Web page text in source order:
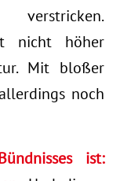
verstricken.
nicht höher
Mit bloßer
noch
ist: